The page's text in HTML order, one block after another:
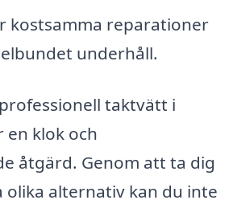
kostsamma reparationer
underhåll.
taktvätt i
en klok och
åtgärd. Genom att ta dig
alternativ kan du inte